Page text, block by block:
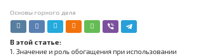
Основы горного дела
В этой статье:
1. Значение и роль обогащения при использовании